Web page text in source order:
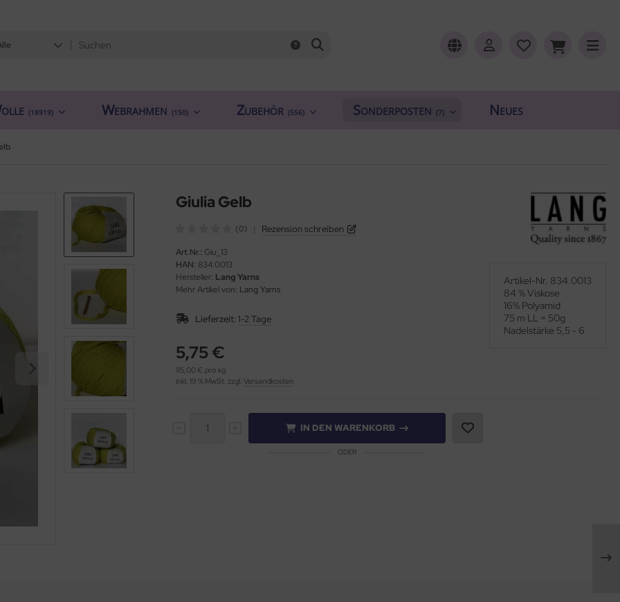
(18919) Webrahmen (150) Zubehör (556) Sonderposten (7) Neues
Giulia Gelb
(0) Rezension schreiben
Art.Nr.: Giu_13
HAN: 834.0013
Hersteller: Lang Yarns
Mehr Artikel von: Lang Yarns
Lieferzeit: 1-2 Tage
5,75 €
115,00 € pro kg
inkl. 19 % MwSt. zzgl. Versandkosten
Artikel-Nr. 834.0013
84 % Viskose
16% Polyamid
75 m LL = 50g
Nadelstärke 5,5 - 6
IN DEN WARENKORB
ODER